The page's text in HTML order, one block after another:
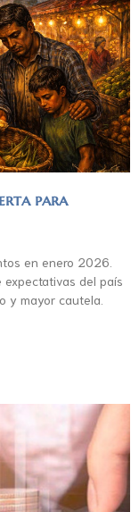
para
en enero 2026.
del país
y mayor cautela.